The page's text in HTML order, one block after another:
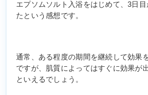
エプソムソルト入浴をはじめて、3日
たという感想です。
通常、ある程度の期間を継続して効果
ですが、肌質によってはすぐに効果が
といえるでしょう。